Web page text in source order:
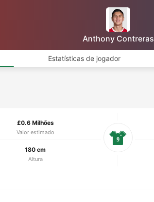
Anthony Contreras
Estatísticas de jogador
£0.6 Milhões
Valor estimado
180 cm
Altura
9